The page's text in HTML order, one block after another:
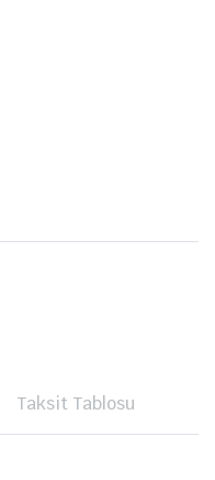
Taksit Tablosu